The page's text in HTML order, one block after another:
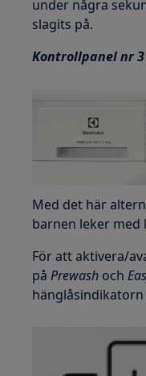
under några
slagits på.
Kontrollpanel nr 3
Med det här
barnen leker
För att aktivera/
påPrewash och